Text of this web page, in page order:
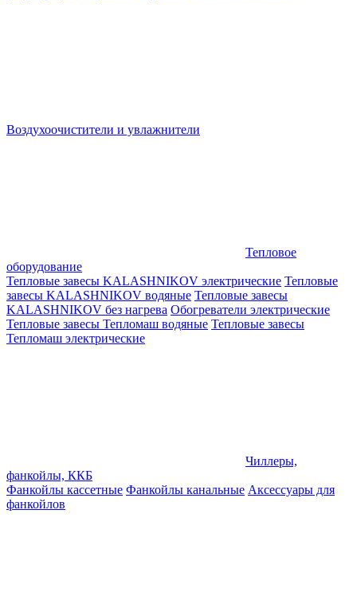
Воздухоочистители и увлажнители
Тепловое
оборудование
Тепловые завесы KALASHNIKOV электрические Тепловые
завесы KALASHNIKOV водяные Тепловые завесы
KALASHNIKOV без нагрева Обогреватели электрические
Тепловые завесы Тепломаш водяные Тепловые завесы
Тепломаш электрические
Чиллеры,
фанкойлы, ККБ
Фанкойлы кассетные Фанкойлы канальные Аксессуары для
фанкойлов